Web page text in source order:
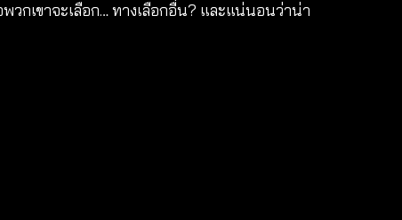
วกเขาจะเลือก… ทางเลือกอื่น? และแน่นอนว่าน่า